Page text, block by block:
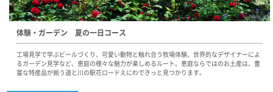
体験・ガーデン 夏の一日コース
工場見学で学ぶビールづくり、可愛い動物と触れ合う牧場体験、世界的なデザイナーによ
るガーデン見学など、恵庭の様々な魅力が楽しめるルート。恵庭ならではのお土産は、豊
富な特産品が揃う道と川の駅花ロードえにわできっと見つかります。